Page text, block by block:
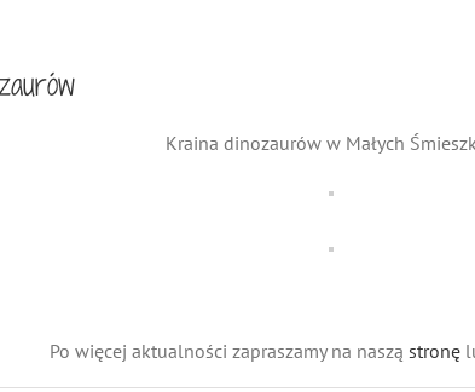
Kraina dinozaurów w Małych
Po więcej aktualności zapraszamy na naszą stronę